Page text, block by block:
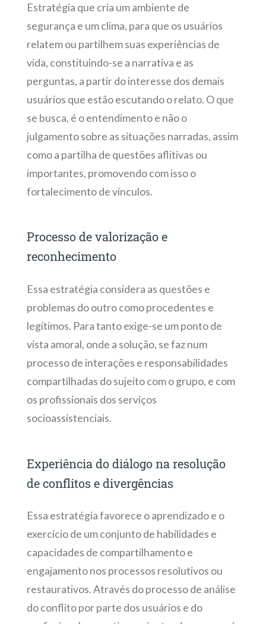
Estratégia que cria um ambiente de
segurança e um clima, para que os usuários
relatem ou partilhem suas experiências de
vida, constituindo-se a narrativa e as
perguntas, a partir do interesse dos demais
usuários que estão escutando o relato. O que
se busca, é o entendimento e não o
julgamento sobre as situações narradas, assim
como a partilha de questões aflitivas ou
importantes, promovendo com isso o
fortalecimento de vínculos.
Processo de valorização e
reconhecimento
Essa estratégia considera as questões e
problemas do outro como procedentes e
legítimos. Para tanto exige-se um ponto de
vista amoral, onde a solução, se faz num
processo de interações e responsabilidades
compartilhadas do sujeito com o grupo, e com
os profissionais dos serviços
socioassistenciais.
Experiência do diálogo na resolução
de conflitos e divergências
Essa estratégia favorece o aprendizado e o
exercício de um conjunto de habilidades e
capacidades de compartilhamento e
engajamento nos processos resolutivos ou
restaurativos. Através do processo de análise
do conflito por parte dos usuários e do